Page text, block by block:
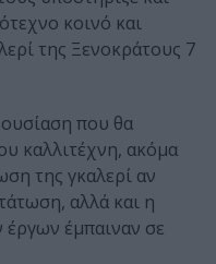
κοινό και
της Ξενοκράτους 7
που θα
καλλιτέχνη, ακόμα
της γκαλερί αν
αλλά και η
έμπαιναν σε